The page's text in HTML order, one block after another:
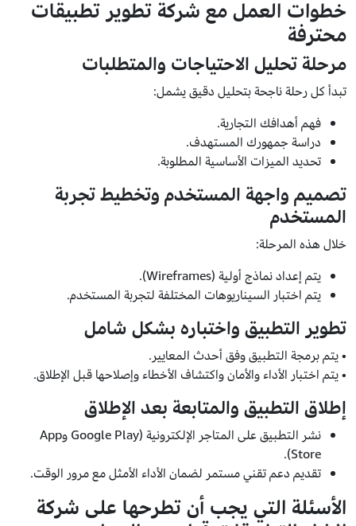
خطوات العمل مع شركة تطوير تطبيقات
محترفة
مرحلة تحليل الاحتياجات والمتطلبات
تبدأ كل رحلة ناجحة بتحليل دقيق يشمل:
فهم أهدافك التجارية.
دراسة جمهورك المستهدف.
تحديد الميزات الأساسية المطلوبة.
تصميم واجهة المستخدم وتخطيط تجربة
المستخدم
خلال هذه المرحلة:
يتم إعداد نماذج أولية (Wireframes).
يتم اختبار السيناريوهات المختلفة لتجربة المستخدم.
تطوير التطبيق واختباره بشكل شامل
• يتم برمجة التطبيق وفق أحدث المعايير.
• يتم اختبار الأداء والأمان واكتشاف الأخطاء وإصلاحها قبل الإطلاق.
إطلاق التطبيق والمتابعة بعد الإطلاق
نشر التطبيق على المتاجر الإلكترونية (Google Play وApp
Store).
تقديم دعم تقني مستمر لضمان الأداء الأمثل مع مرور الوقت.
الأسئلة التي يجب أن تطرحها على شركة